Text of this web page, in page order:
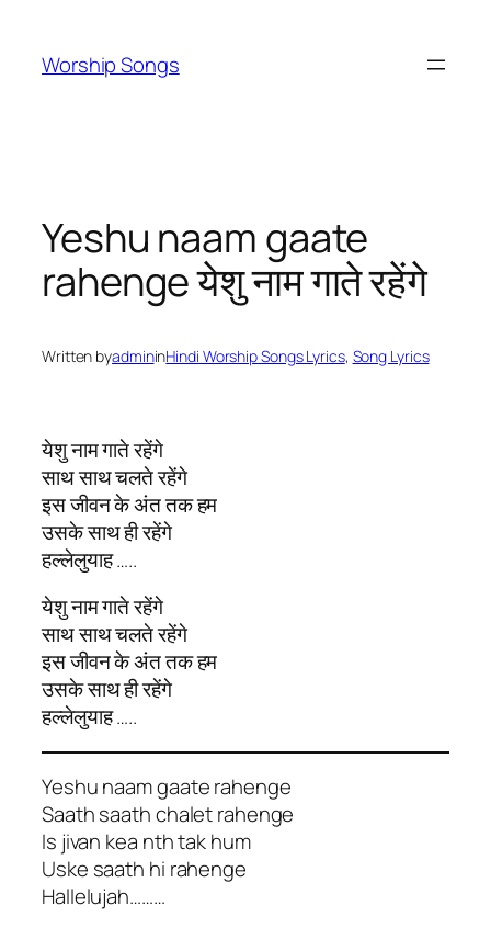
content
Worship Songs
Yeshu naam gaate
rahenge येशु नाम गाते रहेंगे
Written byadmininHindi Worship Songs Lyrics, Song Lyrics
येशु नाम गाते रहेंगे
साथ साथ चलते रहेंगे
इस जीवन के अंत तक हम
उसके साथ ही रहेंगे
हल्लेलुयाह …..
येशु नाम गाते रहेंगे
साथ साथ चलते रहेंगे
इस जीवन के अंत तक हम
उसके साथ ही रहेंगे
हल्लेलुयाह …..
Yeshu naam gaate rahenge
Saath saath chalet rahenge
Is jivan kea nth tak hum
Uske saath hi rahenge
Hallelujah………